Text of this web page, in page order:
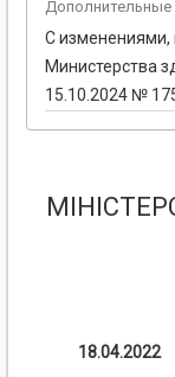
Дополнительные
С изменениями,
Министерства
15.10.2024 №
18.04.2022